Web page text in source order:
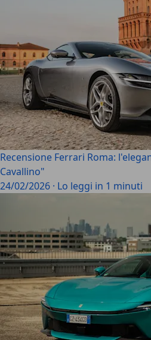
Recensione Ferrari Roma:
Cavallino"
24/02/2026 · Lo leggi in 1 minuti